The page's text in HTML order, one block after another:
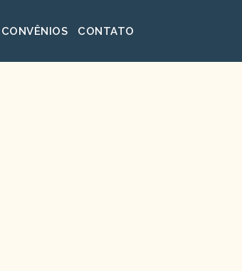
CONVÊNIOS CONTATO